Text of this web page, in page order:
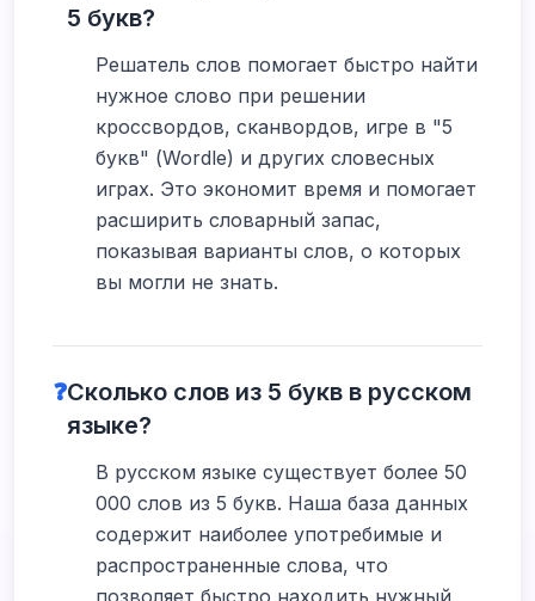
5 букв?
Решатель слов помогает быстро найти
нужное слово при решении
кроссвордов, сканвордов, игре в "5
букв" (Wordle) и других словесных
играх. Это экономит время и помогает
расширить словарный запас,
показывая варианты слов, о которых
вы могли не знать.
❓Сколько слов из 5 букв в русском
языке?
В русском языке существует более 50
000 слов из 5 букв. Наша база данных
содержит наиболее употребимые и
распространенные слова, что
позволяет быстро находить нужный